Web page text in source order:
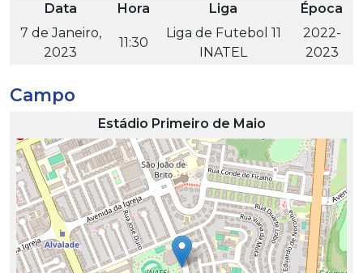
Data Hora Liga
Época
7 de Janeiro,
2023
11:30
Liga de Futebol 11
INATEL
2022-
2023
Campo
Estádio Primeiro de Maio